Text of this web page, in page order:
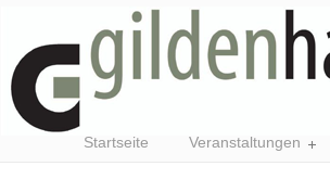
Startseite Veranstaltungen